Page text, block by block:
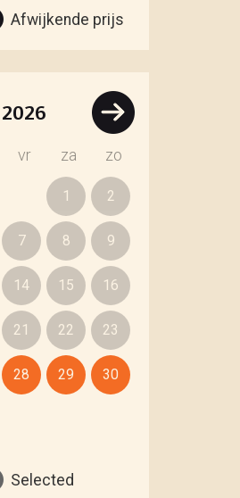
Afwijkende prijs
2026
vr za zo
1 2
7 8 9
14 15 16
21 22 23
28 29 30
Selected